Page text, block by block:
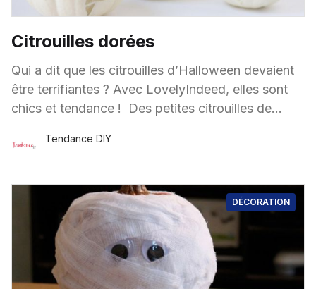
Citrouilles dorées
Qui a dit que les citrouilles d’Halloween devaient
être terrifiantes ? Avec LovelyIndeed, elles sont
chics et tendance ! Des petites citrouilles de
géométriques
Tendance DIY
DÉCORATION